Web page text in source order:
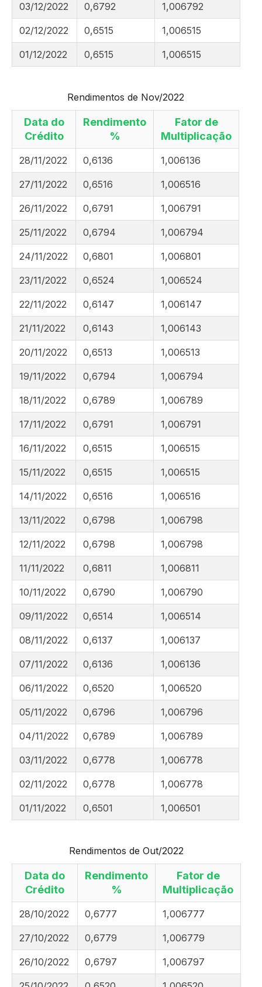
03/12/2022 0,6792 1,006792
02/12/2022 0,6515 1,006515
01/12/2022 0,6515 1,006515
Rendimentos de Nov/2022
Data do
Crédito
Rendimento
%
Fator de
Multiplicação
28/11/2022 0,6136 1,006136
27/11/2022 0,6516 1,006516
26/11/2022 0,6791 1,006791
25/11/2022 0,6794 1,006794
24/11/2022 0,6801 1,006801
23/11/2022 0,6524 1,006524
22/11/2022 0,6147 1,006147
21/11/2022 0,6143 1,006143
20/11/2022 0,6513 1,006513
19/11/2022 0,6794 1,006794
18/11/2022 0,6789 1,006789
17/11/2022 0,6791 1,006791
16/11/2022 0,6515 1,006515
15/11/2022 0,6515 1,006515
14/11/2022 0,6516 1,006516
13/11/2022 0,6798 1,006798
12/11/2022 0,6798 1,006798
11/11/2022 0,6811 1,006811
10/11/2022 0,6790 1,006790
09/11/2022 0,6514 1,006514
08/11/2022 0,6137 1,006137
07/11/2022 0,6136 1,006136
06/11/2022 0,6520 1,006520
05/11/2022 0,6796 1,006796
04/11/2022 0,6789 1,006789
03/11/2022 0,6778 1,006778
02/11/2022 0,6778 1,006778
01/11/2022 0,6501 1,006501
Rendimentos de Out/2022
Data do
Crédito
Rendimento
%
Fator de
Multiplicação
28/10/2022 0,6777 1,006777
27/10/2022 0,6779 1,006779
26/10/2022 0,6797 1,006797